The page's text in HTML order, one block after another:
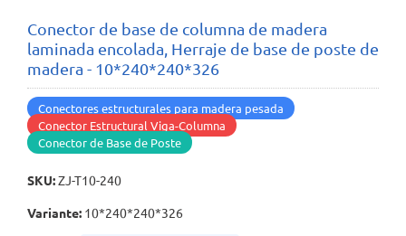
Conector de base de columna de madera
laminada encolada, Herraje de base de poste de
madera - 10*240*240*326
Conectores estructurales para madera pesada
Conector Estructural Viga-Columna
Conector de Base de Poste
SKU:ZJ-T10-240
Variante: 10*240*240*326